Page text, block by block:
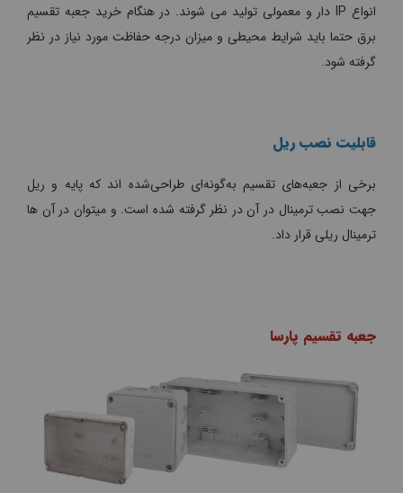
انواع IP دار و معمولی تولید می شوند. در هنگام خرید جعبه تقسیم
برق حتما باید شرایط محیطی و میزان درجه حفاظت مورد نیاز در نظر
گرفته شود.
قابلیت نصب ریل
برخی از جعبه‌های تقسیم به‌گونه‌ای طراحی‌شده اند که پایه و ریل
جهت نصب ترمینال در آن در نظر گرفته شده است. و میتوان در آن ها
ترمینال ریلی قرار داد.
جعبه تقسیم پارسا